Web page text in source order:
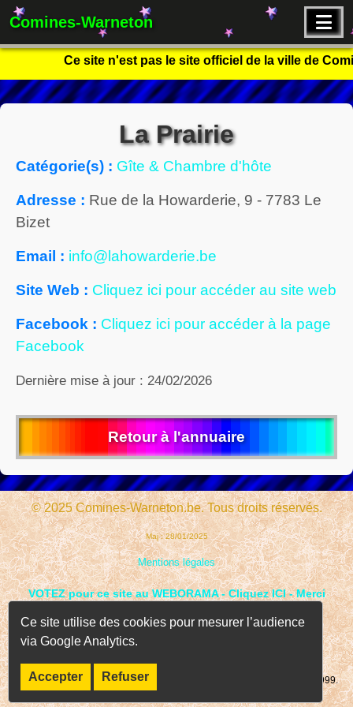
Comines-Warneton
Ce site n'est pas le site officiel de la ville de
La Prairie
Catégorie(s) : Gîte & Chambre d'hôte
Adresse : Rue de la Howarderie, 9 - 7783 Le
Bizet
Email : info@lahowarderie.be
Site Web : Cliquez ici pour accéder au site web
Facebook : Cliquez ici pour accéder à la page
Facebook
Dernière mise à jour : 24/02/2026
Retour à l'annuaire
© 2025 Comines-Warneton.be. Tous droits réservés.
Maj : 28/01/2025
Mentions légales
VOTEZ pour ce site au WEBORAMA - Cliquez ICI - Merci
Page consultée fois depuis le 01 janvier 1999.
Ce site utilise des cookies pour mesurer l’audience
via Google Analytics.
Accepter Refuser